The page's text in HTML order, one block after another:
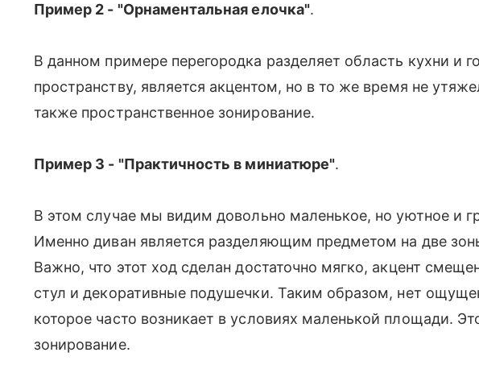
Пример 2 - "Орнаментальная елочка".
В данном примере перегородка разделяет область кухни и
пространству, является акцентом, но в то же время не
также пространственное зонирование.
Пример 3 - "Практичность в миниатюре".
В этом случае мы видим довольно маленькое, но уютное и
Именно диван является разделяющим предметом на две
Важно, что этот ход сделан достаточно мягко, акцент
стул и декоративные подушечки. Таким образом, нет
которое часто возникает в условиях маленькой площади.
зонирование.